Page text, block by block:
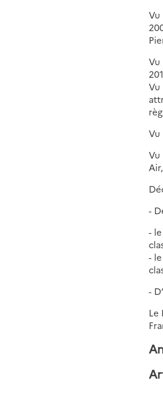
Vu
Vu
Vu
Vu
Vu
-
-
-
-
Le